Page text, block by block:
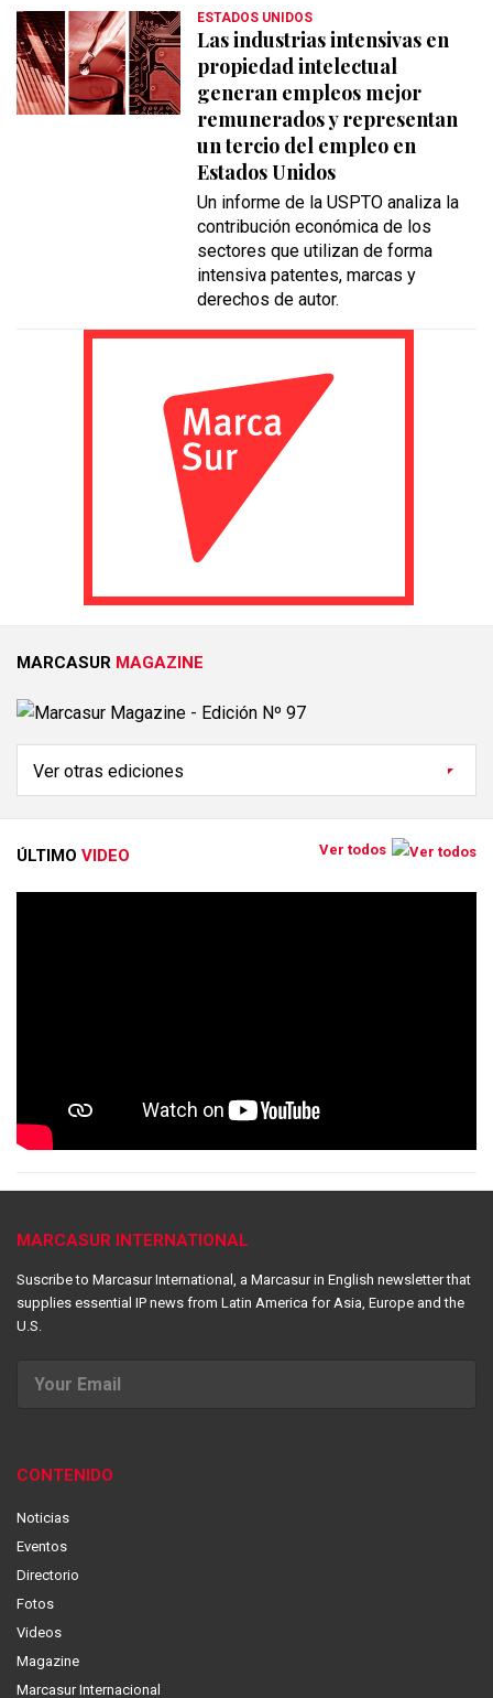
ESTADOS UNIDOS
Las industrias intensivas en
propiedad intelectual
generan empleos mejor
remunerados y representan
un tercio del empleo en
Estados Unidos
Un informe de la USPTO analiza la
contribución económica de los
sectores que utilizan de forma
intensiva patentes, marcas y
derechos de autor.
MARCASUR MAGAZINE
ÚLTIMO VIDEO Ver todos
MARCASUR INTERNATIONAL
Suscribe to Marcasur International, a Marcasur in English newsletter that
supplies essential IP news from Latin America for Asia, Europe and the
U.S.
CONTENIDO
Noticias
Eventos
Directorio
Fotos
Videos
Magazine
Marcasur Internacional